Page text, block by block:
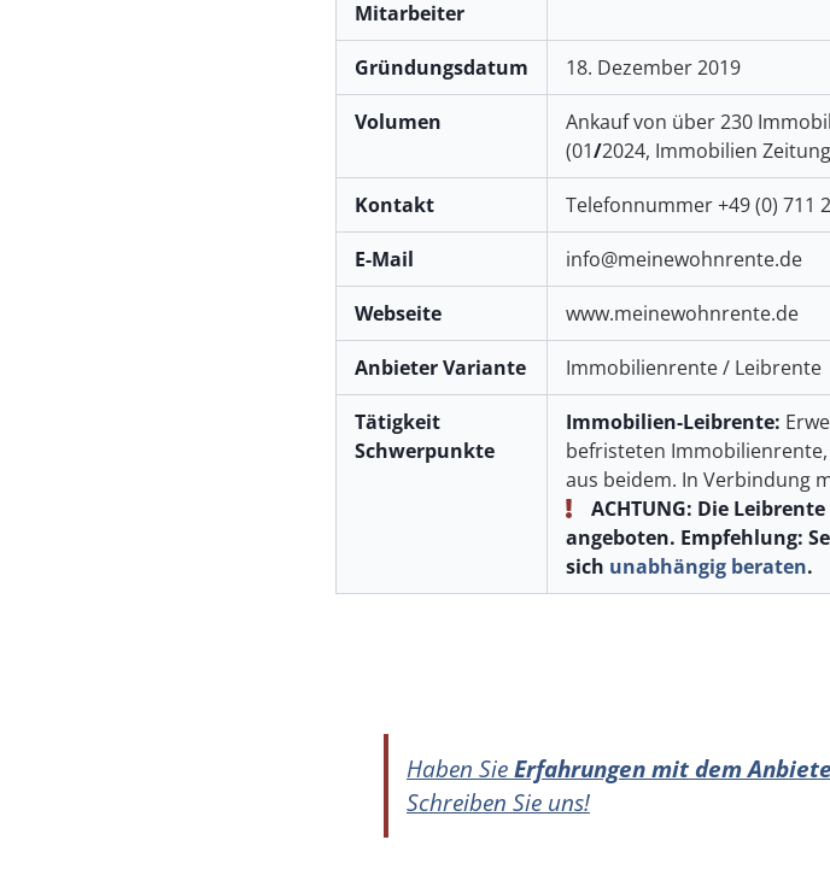
Mitarbeiter
Gründungsdatum 18. Dezember 2019
Volumen
Ankauf von über 230
(01/2024, Immobilien
Kontakt Telefonnummer +49 (0) 711
E-Mail info@meinewohnrente.de
Webseite www.meinewohnrente.de
Anbieter Variante Immobilienrente / Leibrente
Tätigkeit
Schwerpunkte
Immobilien-Leibrente:
befristeten
aus beidem. In Verbindung
ACHTUNG: Die
angeboten. Empfehlung:
sich unabhängig beraten.
Haben SieErfahrungen mit dem
Schreiben Sie uns!